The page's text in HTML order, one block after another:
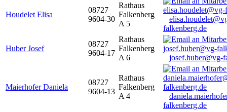
Houdelet Elisa
08727
9604-30
Rathaus
Falkenberg
A 5
falkenberg.de
Huber Josef
08727
9604-17
Rathaus
Falkenberg
A 6
josef.huber@vg-
Maierhofer Daniela
08727
9604-13
Rathaus
Falkenberg
A 4
falkenberg.de